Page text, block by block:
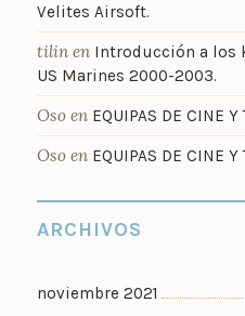
Velites Airsoft.
tilinen Introducción a los
US Marines 2000-2003.
Osoen EQUIPAS DE CINE Y
Osoen EQUIPAS DE CINE Y
ARCHIVOS
noviembre 2021